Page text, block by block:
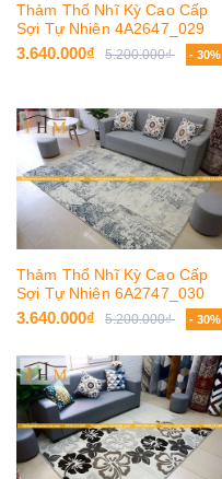
Thảm Thổ Nhĩ Kỳ Cao Cấp
Sợi Tự Nhiên 4A2647_029
3.640.000₫ 5.200.000₫ - 30%
Thảm Thổ Nhĩ Kỳ Cao Cấp
Sợi Tự Nhiên 6A2747_030
3.640.000₫ 5.200.000₫ - 30%